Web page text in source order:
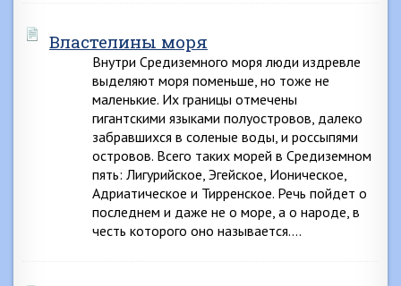
Властелины моря
Внутри Средиземного моря люди издревле
выделяют моря поменьше, но тоже не
маленькие. Их границы отмечены
гигантскими языками полуостровов, далеко
забравшихся в соленые воды, и россыпями
островов. Всего таких морей в Средиземном
пять: Лигурийское, Эгейское, Ионическое,
Адриатическое и Тирренское. Речь пойдет о
последнем и даже не о море, а о народе, в
честь которого оно называется….